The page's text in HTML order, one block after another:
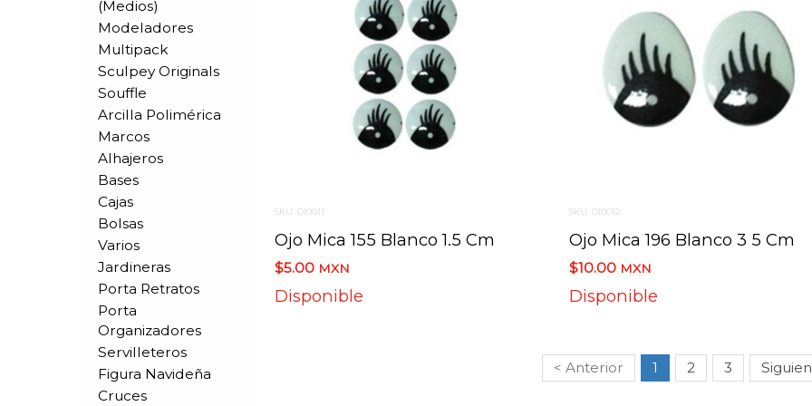
(medios)
Modeladores
Multipack
Sculpey Originals
Souffle
Arcilla Polimérica
Marcos
Alhajeros
Bases
Cajas
Bolsas
Varios
Jardineras
Porta Retratos
Porta
Organizadores
Servilleteros
Figura Navideña
Cruces
SKU: OI0011
Ojo Mica 155 Blanco 1.5 Cm
$5.00 MXN
Disponible
SKU: OI0012
Ojo Mica 196 Blanco 3 5 Cm
$10.00 MXN
Disponible
< Anterior 1 2 3